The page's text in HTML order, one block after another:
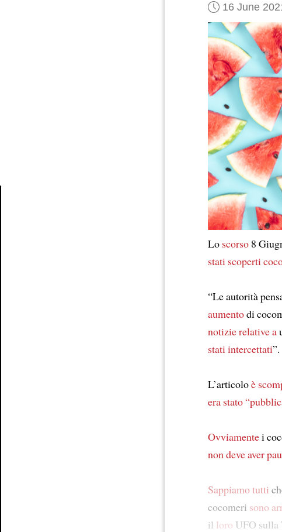
16 June
Lo scorso 8
stati scoperti
“Le autorità
aumentodi
notizierelative a
stati intercettati”.
L’articoloè
era stato
Ovviamentei
non deve aver
Sappiamo tutti
cocomeri sono
il loro UFO sulla